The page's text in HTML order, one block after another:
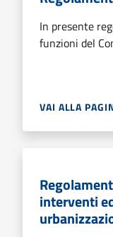
In presente
funzioni del
VAI ALLA
interventi